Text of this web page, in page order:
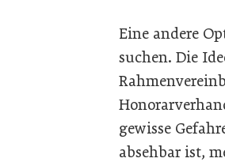
Eine andere
suchen. Die
gewisse
absehbar ist,